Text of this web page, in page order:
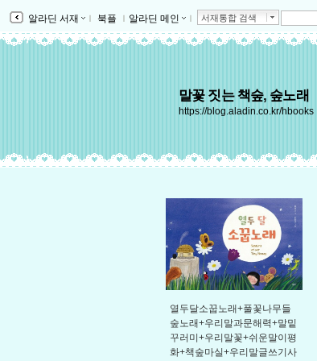
알라딘 서재 ｌ 북플 ｌ 알라딘 메인 ｌ 서재통합 검색
말꽃 짓는 책숲, 숲노래
https://blog.aladin.co.kr/hbooks
열두달소꿉노래+풀꽃나무들
숲노래+우리말과문해력+말밑
꾸러미+우리말꽃+쉬운말이평
화+책숲마실+우리말글쓰기사